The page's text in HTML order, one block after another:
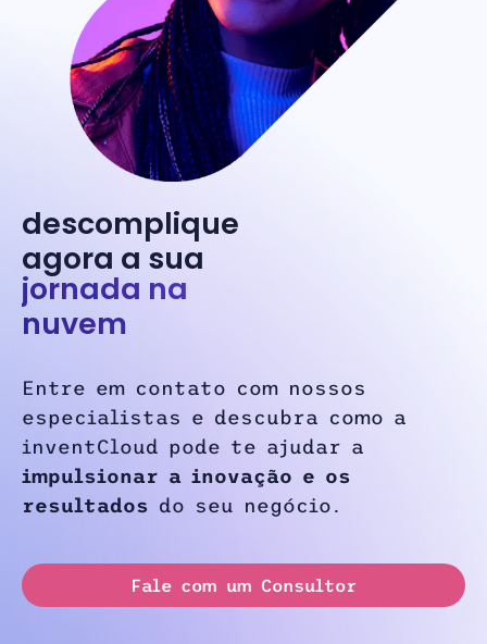
descomplique
agora a sua
jornada na
nuvem
Entre em contato com nossos
especialistas e descubra como a
inventCloud pode te ajudar a
impulsionar a inovação e os
resultados do seu negócio.
Fale com um Consultor